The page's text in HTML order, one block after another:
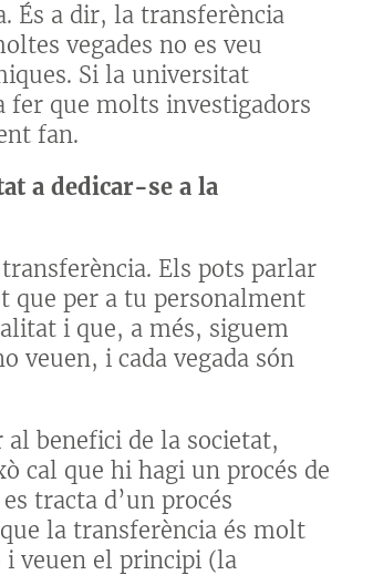
És a dir, la transferència
vegades no es veu
Si la universitat
fer que molts investigadors
fan.
a dedicar-se a la
Els pots parlar
que per a tu personalment
i que, a més, siguem
veuen, i cada vegada són
benefici de la societat,
cal que hi hagi un procés de
tracta d’un procés
la transferència és molt
veuen el principi (la